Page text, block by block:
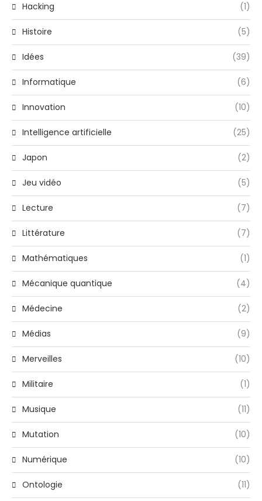
Hacking (1)
Histoire (5)
Idées (39)
Informatique (6)
Innovation (10)
Intelligence artificielle (25)
Japon (2)
Jeu vidéo (5)
Lecture (7)
Littérature (7)
Mathématiques (1)
Mécanique quantique (4)
Médecine (2)
Médias (9)
Merveilles (10)
Militaire (1)
Musique (11)
Mutation (10)
Numérique (10)
Ontologie (11)